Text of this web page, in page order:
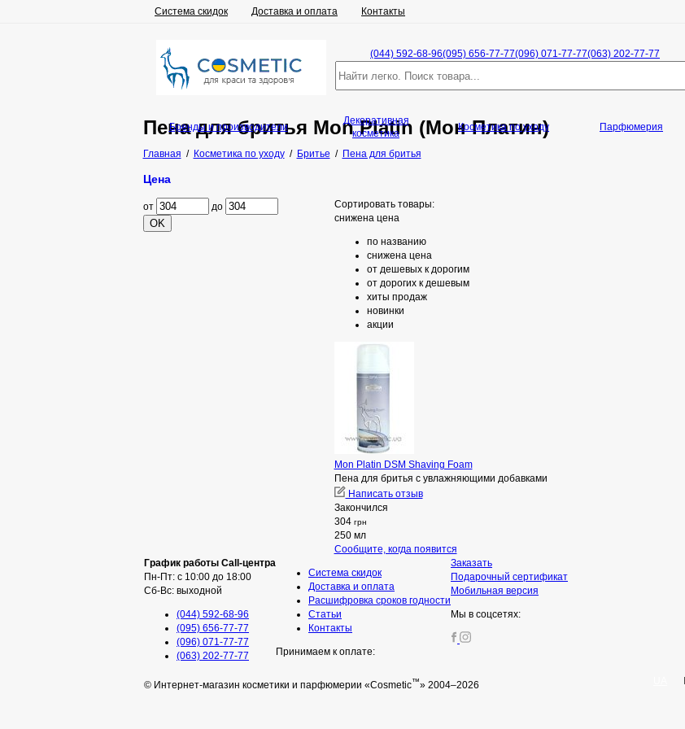
Система скидок Доставка и оплата Контакты
(044) 592-68-96(095) 656-77-77(096) 071-77-77(063) 202-77-77
Пена для бритья Mon Platin (Мон Платин)
Главная / Косметика по уходу/ Бритье / Пена для бритья
Сортировать товары:
снижена цена
по названию
снижена цена
от дешевых к дорогим
от дорогих к дешевым
хиты продаж
новинки
акции
Mon Platin DSM Shaving Foam
Пена для бритья с увлажняющими добавками
Написать отзыв
Закончился
304 грн
250 мл
Сообщите, когда появится
Бренды и производители
Декоративная
косметика
Косметика по уходу Парфюмерия
Цена
от до
OK
График работы Call-центра
Пн-Пт: с 10:00 до 18:00
Сб-Вс: выходной
(044) 592-68-96
(095) 656-77-77
(096) 071-77-77
(063) 202-77-77
Система скидок
Доставка и оплата
Расшифровка сроков годности
Статьи
Контакты
Принимаем к оплате:
Заказать
Подарочный сертификат
Мобильная версия
Мы в соцсетях:
© Интернет-магазин косметики и парфюмерии «Cosmetic™» 2004–2026